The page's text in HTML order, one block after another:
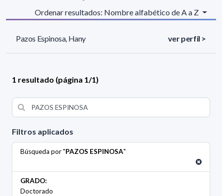
Filtros aplicados
Búsqueda por "PAZOS ESPINOSA"
GRADO:
Doctorado
Ordenar resultados: Nombre alfabético de A a Z
Pazos Espinosa, Hany ver perfil >
1 resultado (página 1/1)